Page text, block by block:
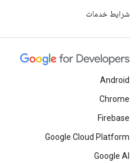
شرایط خدمات
Android
Chrome
Firebase
Google Cloud Platform
Google AI